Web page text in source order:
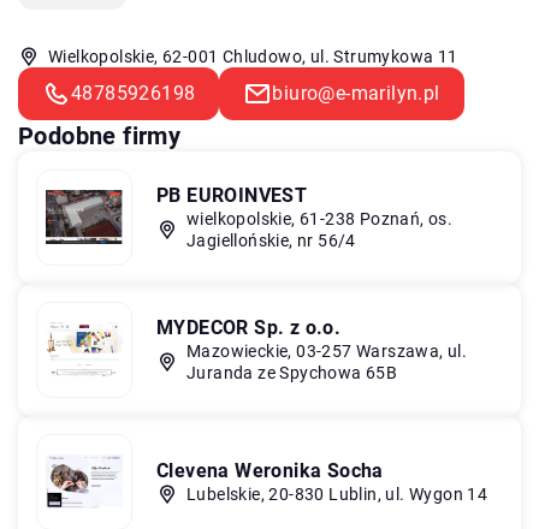
Wielkopolskie, 62-001 Chludowo, ul. Strumykowa 11
48785926198 biuro@e-marilyn.pl
Podobne firmy
PB EUROINVEST
wielkopolskie, 61-238 Poznań, os.
Jagiellońskie, nr 56/4
MYDECOR Sp. z o.o.
Mazowieckie, 03-257 Warszawa, ul.
Juranda ze Spychowa 65B
Clevena Weronika Socha
Lubelskie, 20-830 Lublin, ul. Wygon 14